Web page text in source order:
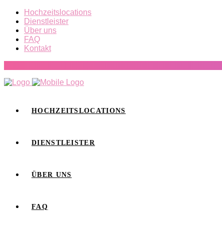
Hochzeitslocations
Dienstleister
Über uns
FAQ
Kontakt
HOCHZEITSLOCATIONS
DIENSTLEISTER
ÜBER UNS
FAQ